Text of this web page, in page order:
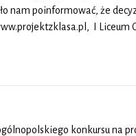
nam poinformować, że
I Liceum
konkursu na